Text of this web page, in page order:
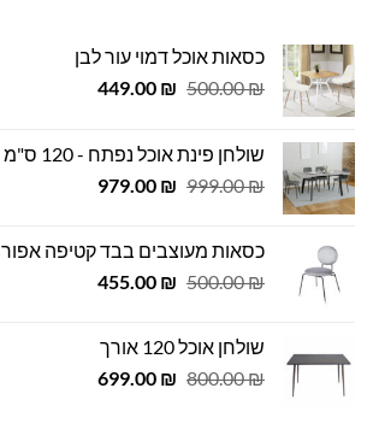
כסאות אוכל דמוי עור לבן
500.00₪
המחיר
500.00 ₪.
449.00 ₪
המחיר
449.00 ₪.שולחן פינת אוכל נפתח - 120 ס"מ נפתח ל-160 ס"מ
999.00₪
המחיר
999.00 ₪.
979.00 ₪
המחיר
979.00 ₪.
כסאות מעוצבים בבד קטיפה אפור
500.00₪
המחיר
500.00 ₪.
455.00 ₪
המחיר
שולחן אוכל 120 אורך
800.00₪
המחיר
699.00 ₪
המחיר